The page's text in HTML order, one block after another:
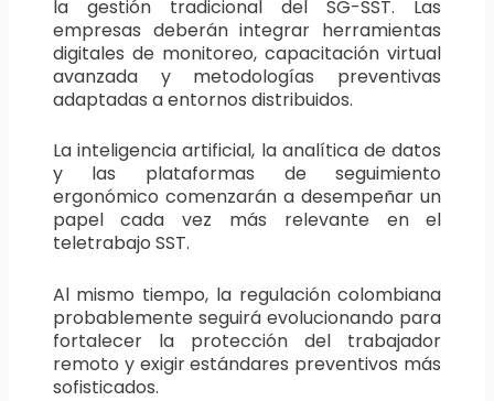
la gestión tradicional del SG-SST. Las
empresas deberán integrar herramientas
digitales de monitoreo, capacitación virtual
avanzada y metodologías preventivas
adaptadas a entornos distribuidos.
La inteligencia artificial, la analítica de datos
y las plataformas de seguimiento
ergonómico comenzarán a desempeñar un
papel cada vez más relevante en el
teletrabajo SST.
Al mismo tiempo, la regulación colombiana
probablemente seguirá evolucionando para
fortalecer la protección del trabajador
remoto y exigir estándares preventivos más
sofisticados.